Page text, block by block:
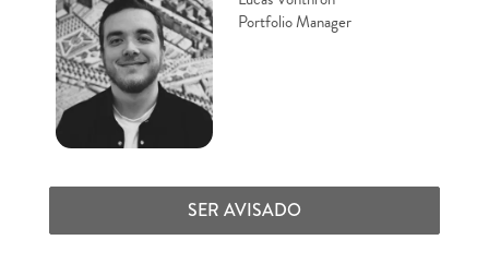
Portfolio Manager
SER AVISADO